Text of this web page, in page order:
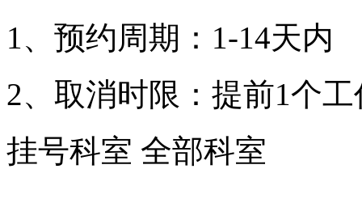
1、预约周期：1-14天内
2、取消时限：提前1个
挂号科室 全部科室